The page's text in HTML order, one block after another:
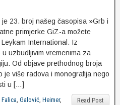
23. broj našeg časopisa »Grb i
primjerke GiZ-a možete
International. Iz
uzbudljivim vremenima za
Od objave prethodnog broja
je više radova i monografija nego
u […]
Read Post
Falica, Galović, Heimer,